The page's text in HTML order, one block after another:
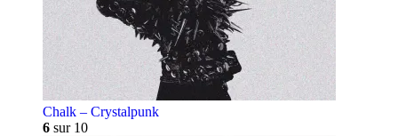
Chalk – Crystalpunk
6 sur 10